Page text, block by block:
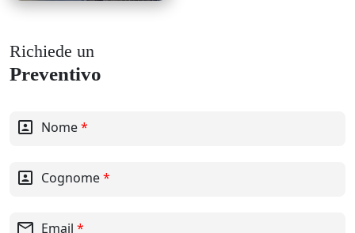
Richiede un
Preventivo
Nome*
portrait
Cognome*
portrait
Email *
mail_outline